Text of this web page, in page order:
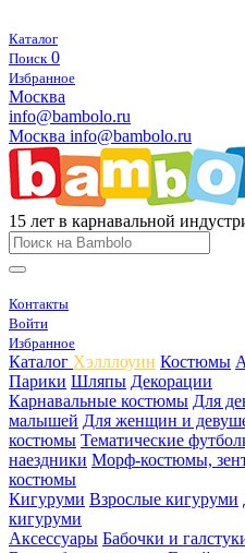
Каталог
Поиск 0
Избранное
Москва
info@bambolo.ru
Москва info@bambolo.ru
15 лет в карнавальной
Контакты
Войти
Избранное
Каталог Хэлллоуин Костюмы
Парики Шляпы Декорации
Карнавальные костюмы Для
малышей Для женщин и
костюмы Тематические
наездники Морф-костюмы,
костюмы
Кигуруми Взрослые кигуруми
кигуруми
Аксессуары Бабочки и